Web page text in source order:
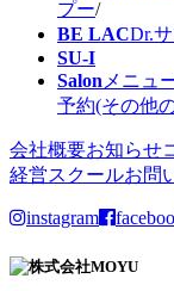
プー/
BE LACDr.
SU-I
Salonメニュ
予約(その他
会社概要お知らせ
経営スクールお問
instagram